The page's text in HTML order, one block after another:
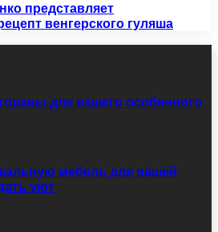
представляет
венгерского гуляша
для вашего особенного
мебель для вашей
уют